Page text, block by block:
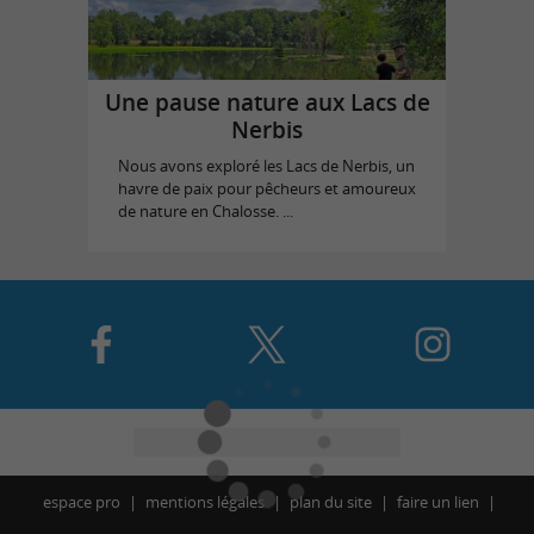
Une pause nature aux Lacs de
Nerbis
Nous avons exploré les Lacs de Nerbis, un
havre de paix pour pêcheurs et amoureux
de nature en Chalosse. ...
espace pro mentions légales plan du site
faire un lien